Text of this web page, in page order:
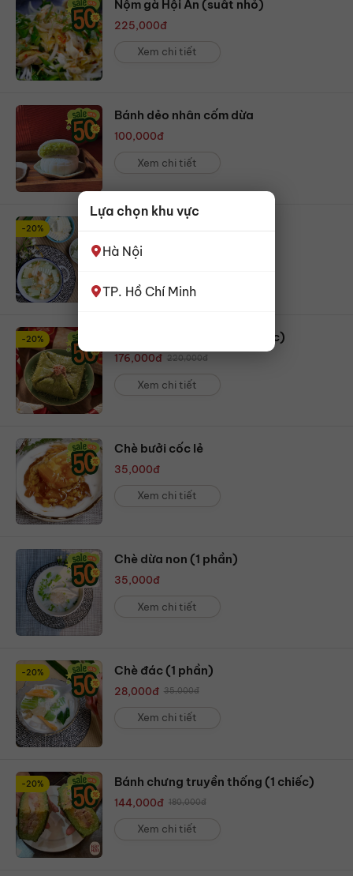
Nộm gà Hội An (suất nhỏ)
225,000đ
Xem chi tiết
Bánh dẻo nhân cốm dừa
100,000đ
Xem chi tiết
-20%
32,000
-20% Bánh chưng siêu thịt (1 chiếc)
176,000đ 220,000đ
Xem chi tiết
Chè bưởi cốc lẻ
35,000đ
Xem chi tiết
Chè dừa non (1 phần)
35,000đ
Xem chi tiết
-20% Chè đác (1 phần)
28,000đ 35,000đ
Xem chi tiết
-20% Bánh chưng truyền thống (1 chiếc)
144,000đ 180,000đ
Xem chi tiết
Lựa chọn khu vực
Hà Nội
TP. Hồ Chí Minh